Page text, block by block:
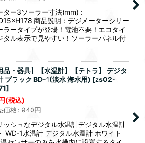
ター3ソーラー寸法(mm)：
商品説明：デジメーターシリー
ラータイプが登場！電池不要！エコタイ
タル表示で見やすい！ソーラーパネル付
品・器具】【水温計】【テトラ】 デジタ
ブラック BD-1(淡水 海水用) [zs02-
]
(税込)
価格: 940円
ッシュなデジタル水温計デジタル水温計
WD-1水温計 デジタル水温計 ホワイト